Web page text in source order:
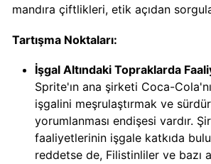
Kim?
Boykot
Cheetos
Kimin
Sahibi
Kim?
mandıra çiftlikleri, etik açıdan
Tartışma Noktaları:
İşgal Altındaki Topraklarda
Sprite'ın ana şirketi Coca-
işgalini meşrulaştırmak ve
yorumlanması endişesi vardır.
faaliyetlerinin işgale katkıda
reddetse de, Filistinliler ve bazı